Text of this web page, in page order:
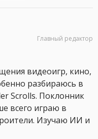
Главный редактор
видеоигр, кино,
разбираюсь в
Scrolls. Поклонник
всего играю в
Изучаю ИИ и